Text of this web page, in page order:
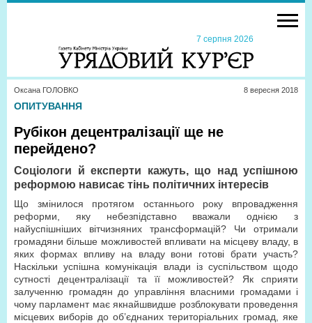
7 серпня 2026
Оксана ГОЛОВКО 8 вересня 2018
ОПИТУВАННЯ
Рубікон децентралізації ще не
перейдено?
Соціологи й експерти кажуть, що над успішною
реформою нависає тінь політичних інтересів
Що змінилося протягом останнього року впровадження
реформи, яку небезпідставно вважали однією з
найуспішніших вітчизняних трансформацій? Чи отримали
громадяни більше можливостей впливати на місцеву владу, в
яких формах впливу на владу вони готові брати участь?
Наскільки успішна комунікація влади із суспільством щодо
сутності децентралізації та її можливостей? Як сприяти
залученню громадян до управління власними громадами і
чому парламент має якнайшвидше розблокувати проведення
місцевих виборів до об’єднаних територіальних громад, яке